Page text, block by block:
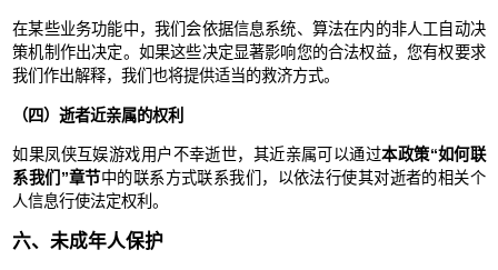
在某些业务功能中，我们会依据信息系统、算法在内的非人工自动决
策机制作出决定。如果这些决定显著影响您的合法权益，您有权要求
我们作出解释，我们也将提供适当的救济方式。
（四）逝者近亲属的权利
如果凤侠互娱游戏用户不幸逝世，其近亲属可以通过本政策“如何联
系我们”章节中的联系方式联系我们，以依法行使其对逝者的相关个
人信息行使法定权利。
六、未成年人保护